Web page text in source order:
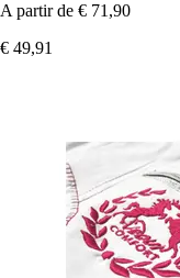
A partir de € 71,90
€ 49,91